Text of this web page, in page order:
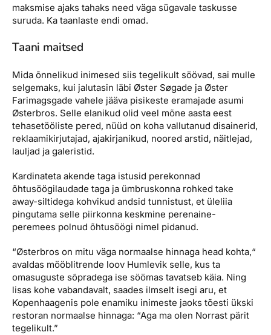
maksmise ajaks tahaks need väga sügavale taskusse
suruda. Ka taanlaste endi omad.
Taani maitsed
Mida õnnelikud inimesed siis tegelikult söövad, sai mulle
selgemaks, kui jalutasin läbi Øster Søgade ja Øster
Farimagsgade vahele jääva pisikeste eramajade asumi
Østerbros. Selle elanikud olid veel mõne aasta eest
tehasetööliste pered, nüüd on koha vallutanud disainerid,
reklaamikirjutajad, ajakirjanikud, noored arstid, näitlejad,
lauljad ja galeristid.
Kardinateta akende taga istusid perekonnad
õhtusöögilaudade taga ja ümbruskonna rohked take
away-siltidega kohvikud andsid tunnistust, et üleliia
pingutama selle piirkonna keskmine perenaine-
peremees polnud õhtusöögi nimel pidanud.
“Østerbros on mitu väga normaalse hinnaga head kohta,“
avaldas mööblitrende loov Humlevik selle, kus ta
omasuguste sõpradega ise söömas tavatseb käia. Ning
lisas kohe vabandavalt, saades ilmselt isegi aru, et
Kopenhaagenis pole enamiku inimeste jaoks tõesti ükski
restoran normaalse hinnaga: “Aga ma olen Norrast pärit
tegelikult.”